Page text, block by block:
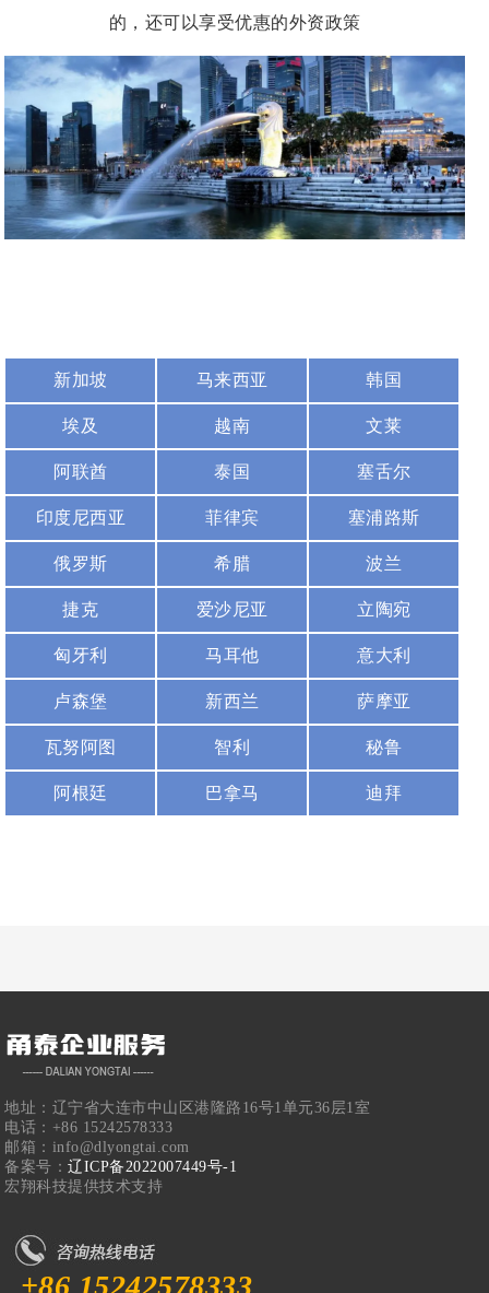
的，还可以享受优惠的外资政策
新加坡 马来西亚 韩国
埃及 越南 文莱
阿联酋 泰国 塞舌尔
印度尼西亚 菲律宾 塞浦路斯
俄罗斯 希腊 波兰
捷克 爱沙尼亚 立陶宛
匈牙利 马耳他 意大利
卢森堡 新西兰 萨摩亚
瓦努阿图 智利 秘鲁
阿根廷 巴拿马 迪拜
地址：辽宁省大连市中山区港隆路16号1单元36层1室
电话：+86 15242578333
邮箱：info@dlyongtai.com
备案号：辽ICP备2022007449号-1
宏翔科技提供技术支持